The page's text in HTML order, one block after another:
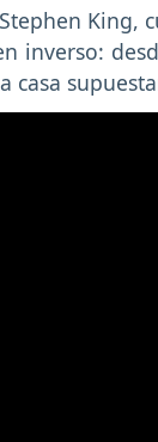
King,
inverso:
casa